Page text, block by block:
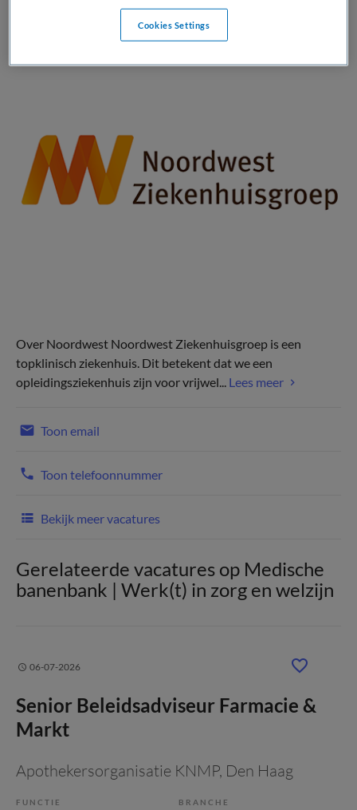
Over Noordwest Noordwest Ziekenhuisgroep is een
topklinisch ziekenhuis. Dit betekent dat we een
opleidingsziekenhuis zijn voor vrijwel... Lees meer
Toon email
Toon telefoonnummer
Bekijk meer vacatures
Gerelateerde vacatures op Medische
banenbank | Werk(t) in zorg en welzijn
06-07-2026
Senior Beleidsadviseur Farmacie &
Markt
Apothekersorganisatie KNMP, Den Haag
FUNCTIE BRANCHE
Cookies Settings